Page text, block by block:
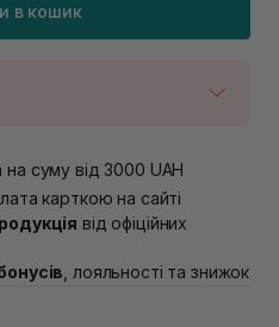
в кошик
Винниченка 4
Академіка Підстригача, 1В
на суму від 3000 UAH
карткою на сайті
від офіційних
, лояльності та знижок